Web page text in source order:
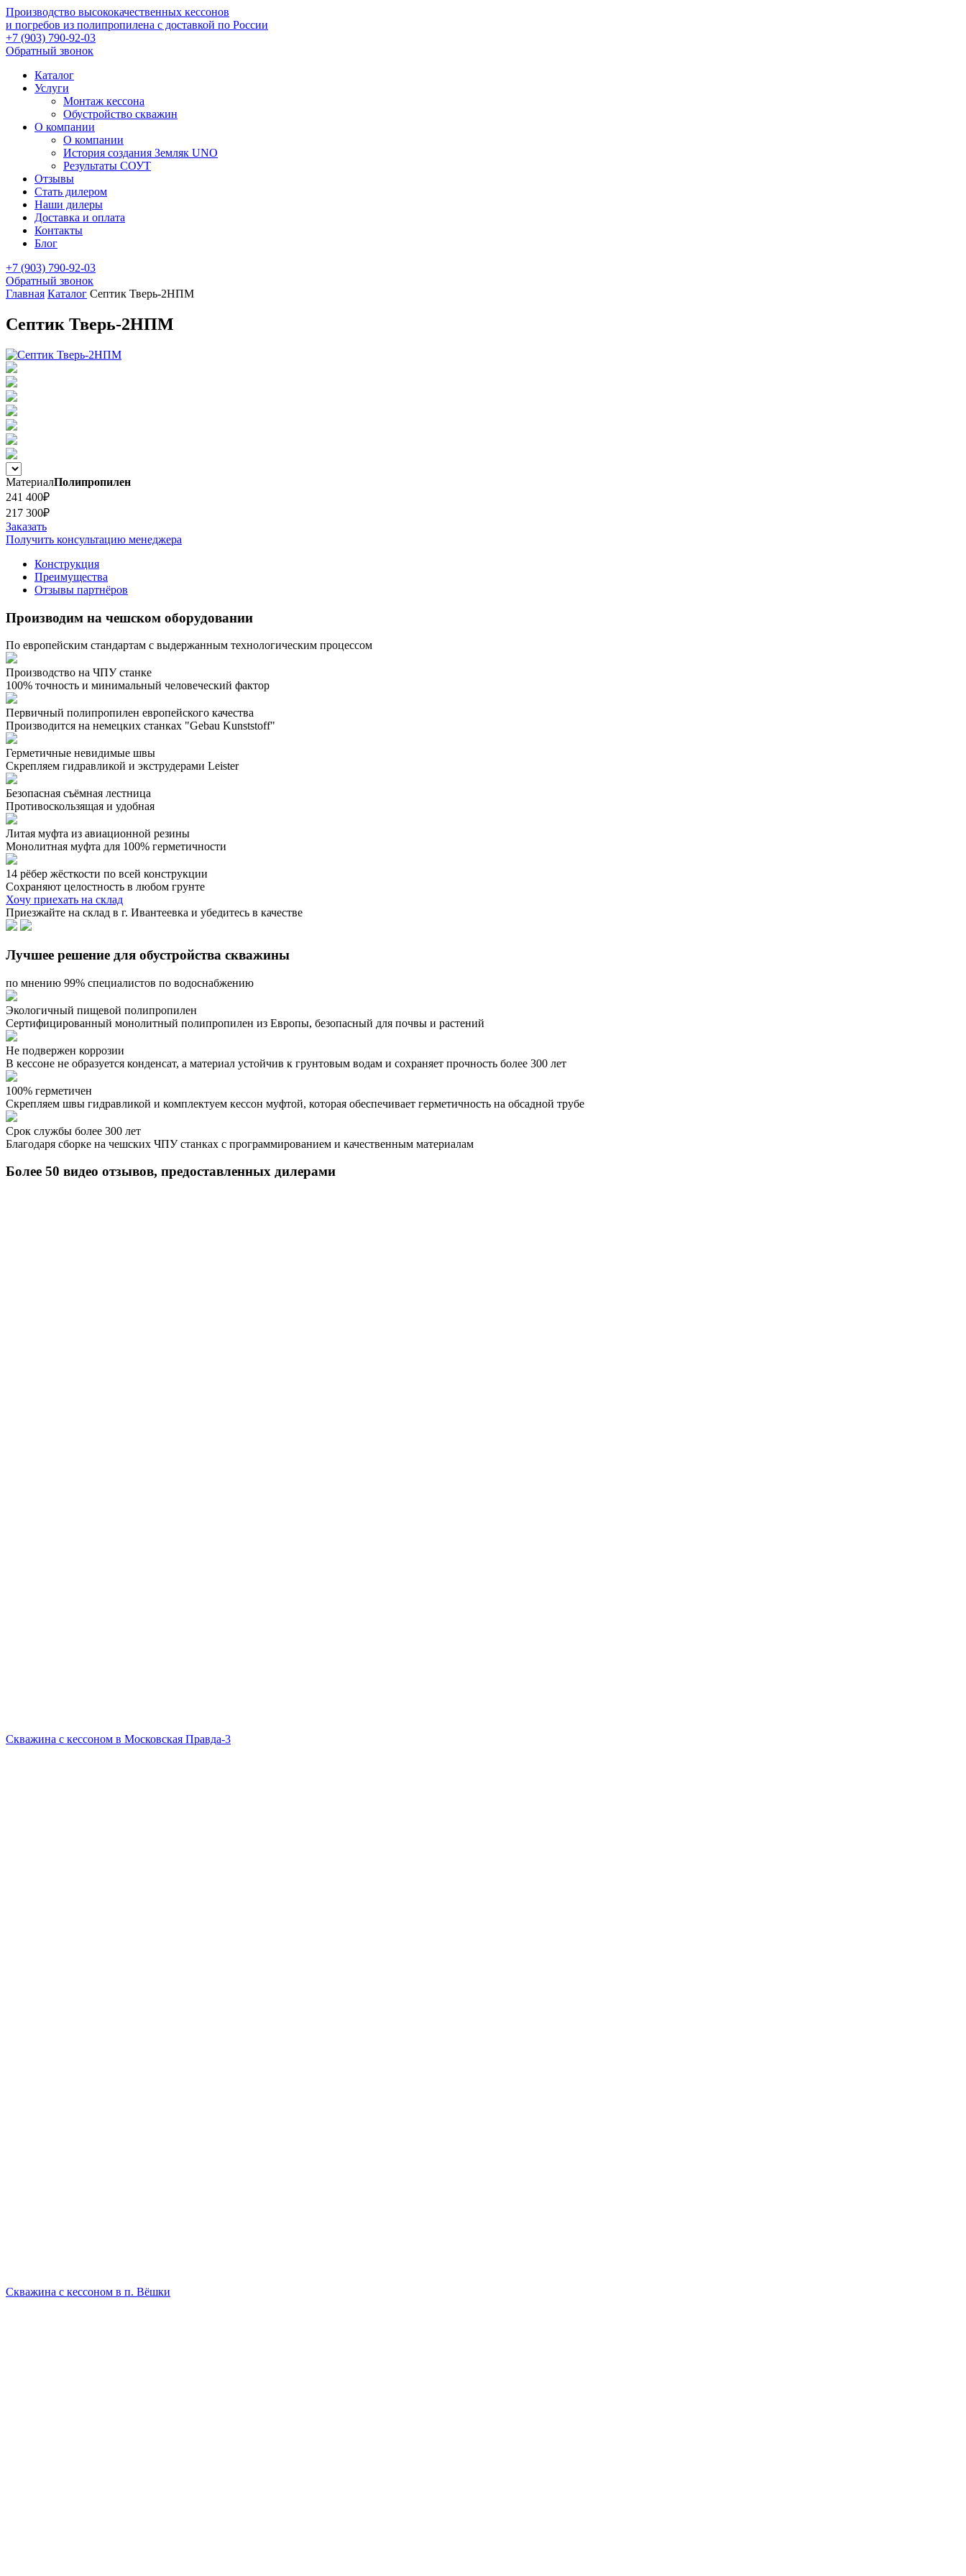
Производство высококачественных кессонов
и погребов из полипропилена с доставкой по России
+7 (903) 790-92-03
Обратный звонок
Каталог
Услуги
Монтаж кессона
Обустройство скважин
О компании
О компании
История создания Земляк UNO
Результаты СОУТ
Отзывы
Стать дилером
Наши дилеры
Доставка и оплата
Контакты
Блог
+7 (903) 790-92-03
Обратный звонок
Главная Каталог Септик Тверь-2НПМ
Септик Тверь-2НПМ
МатериалПолипропилен
241 400₽
217 300₽
Заказать
Получить консультацию менеджера
Конструкция
Преимущества
Отзывы партнёров
Производим на чешском оборудовании
По европейским стандартам с выдержанным технологическим процессом
Производство на ЧПУ станке
100% точность и минимальный человеческий фактор
Первичный полипропилен европейского качества
Производится на немецких станках "Gebau Kunststoff"
Герметичные невидимые швы
Скрепляем гидравликой и экструдерами Leister
Безопасная съёмная лестница
Противоскользящая и удобная
Литая муфта из авиационной резины
Монолитная муфта для 100% герметичности
14 рёбер жёсткости по всей конструкции
Сохраняют целостность в любом грунте
Хочу приехать на склад
Приезжайте на склад в г. Ивантеевка и убедитесь в качестве
Лучшее решение для обустройства скважины
по мнению 99% специалистов по водоснабжению
Экологичный пищевой полипропилен
Сертифицированный монолитный полипропилен из Европы, безопасный для почвы и растений
Не подвержен коррозии
В кессоне не образуется конденсат, а материал устойчив к грунтовым водам и сохраняет прочность более 300 лет
100% герметичен
Скрепляем швы гидравликой и комплектуем кессон муфтой, которая обеспечивает герметичность на обсадной трубе
Срок службы более 300 лет
Благодаря сборке на чешских ЧПУ станках с программированием и качественным материалам
Более 50 видео отзывов, предоставленных дилерами
Скважина с кессоном в Московская Правда-3
Скважина с кессоном в п. Вёшки